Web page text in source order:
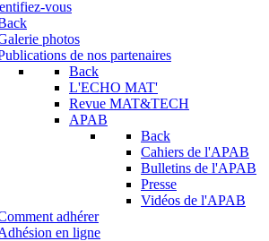
vous
photos
de nos partenaires
Back
L'ECHO MAT'
Revue MAT&TECH
APAB
Back
Cahiers de l'APAB
Bulletins de l'APAB
Presse
Vidéos de l'APAB
adhérer
en ligne